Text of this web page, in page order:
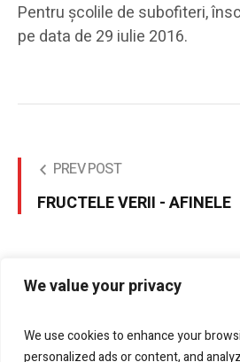
We value your privacy
We use cookies to enhance your
personalized ads or content, and
Pentru școlile de subofiteri,
pe data de 29 iulie 2016.
PREV POST
FRUCTELE VERII - AFINELE
Sedinta ordinara a